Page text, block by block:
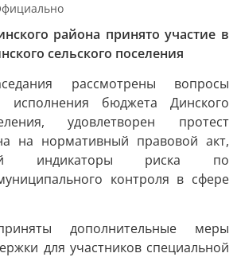
района принято участие в
сельского поселения
рассмотрены вопросы
исполнения бюджета Динского
удовлетворен протест
на нормативный правовой акт,
индикаторы риска по
контроля в сфере
дополнительные меры
для участников специальной